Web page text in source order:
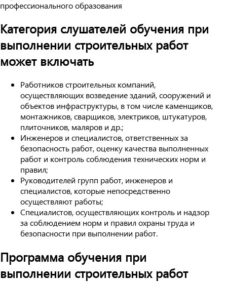
профессионального образования
Категория слушателей обучения при
выполнении строительных работ
может включать
Работников строительных компаний,
осуществляющих возведение зданий, сооружений и
объектов инфраструктуры, в том числе каменщиков,
монтажников, сварщиков, электриков, штукатуров,
плиточников, маляров и др.;
Инженеров и специалистов, ответственных за
безопасность работ, оценку качества выполненных
работ и контроль соблюдения технических норм и
правил;
Руководителей групп работ, инженеров и
специалистов, которые непосредственно
осуществляют работы;
Специалистов, осуществляющих контроль и надзор
за соблюдением норм и правил охраны труда и
безопасности при выполнении работ.
Программа обучения при
выполнении строительных работ